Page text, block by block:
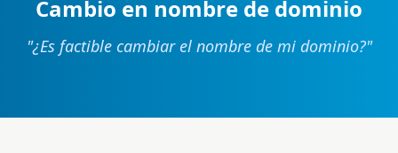
Cambio en nombre de dominio
"¿Es factible cambiar el nombre de mi dominio?"